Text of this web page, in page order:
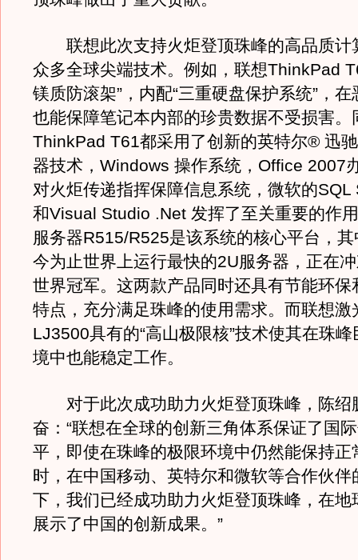
联想此次支持火炬登顶珠峰的高品质计
众多全球尖端技术。例如，联想ThinkPad
镁质防滚架”，内配“三重硬盘保护系统”，
也能保障笔记本内部的珍贵数据不受损害。
ThinkPad T61都采用了创新的英特尔® 迅
器技术，Windows 操作系统，Office 2007
对火炬传递指挥保障信息系统，微软的
和Visual Studio .Net 发挥了至关重要的作
服务器R515/R525是该系统的核心平台，
今为止世界上运行最快的2U服务器，正在
世界冠军。这两款产品同时还具有节能环保
特点，充分满足珠峰的使用需求。而联想激
LJ3500具有的“高山极限核”技术使其在珠
境中也能稳定工作。
对于此次成功助力火炬登顶珠峰，陈绍
奋：“联想在全球的创新三角体系保证了国
平，即使在珠峰的极限环境中仍然能保持正
时，在中国移动、英特尔和微软等合作伙伴
下，我们已经成功助力火炬登顶珠峰，在地
展示了中国的创新成果。”